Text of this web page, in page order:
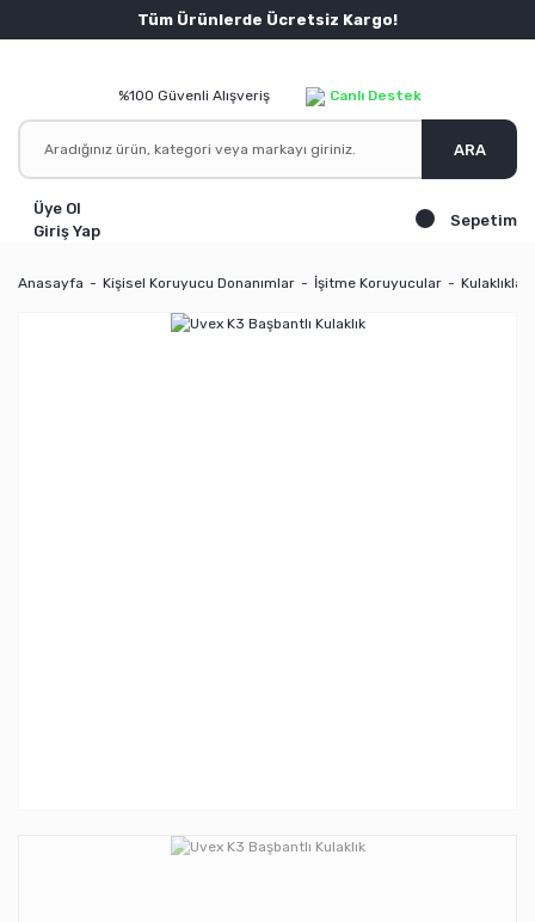
Tüm Ürünlerde Ücretsiz Kargo!
%100 Güvenli Alışveriş Canlı Destek
ARA
Üye Ol
Giriş Yap
Sepetim
Anasayfa Kişisel Koruyucu Donanımlar İşitme Koruyucular Kulaklıklar